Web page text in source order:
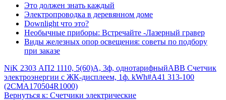
Это должен знать каждый
Электропроводка в деревянном доме
Downlight что это?
Необычные приборы: Встречайте -Лазерный гравер
Виды железных опор освещения: советы по подбору
при заказе
NiK 2303 АП2 1110, 5(60)А, 3ф, однотарифныйABB Счетчик
электроэнергии с ЖК-дисплеем, 1ф. kWh#A41 313-100
(2CMA170504R1000)
Вернуться к: Счетчики электрические